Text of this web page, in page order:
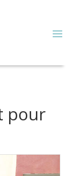
pour